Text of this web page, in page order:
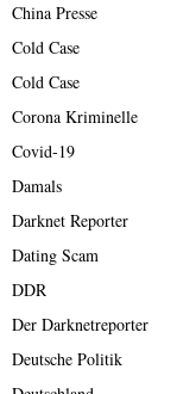
China Presse
Cold Case
Cold Case
Corona Kriminelle
Covid-19
Damals
Darknet Reporter
Dating Scam
DDR
Der Darknetreporter
Deutsche Politik